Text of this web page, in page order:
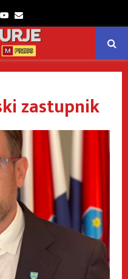
Youtube
Email
zastupnik